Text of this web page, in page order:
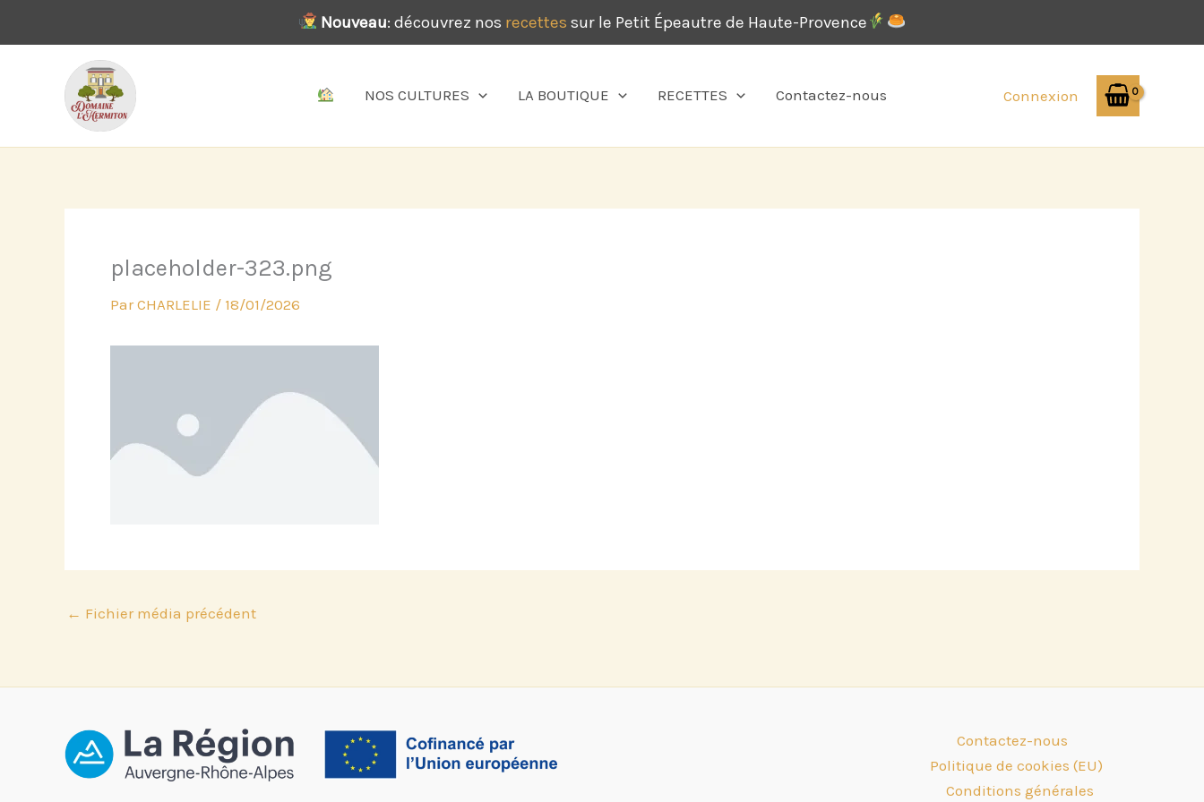
Nouveau: découvrez nos recettes sur le Petit Épeautre de Haute-Provence
NOS CULTURES LA BOUTIQUE RECETTES Contactez-nous Connexion
placeholder-323.png
ParCHARLELIE / 18/01/2026
← Fichier média précédent
Contactez-nous
Politique de cookies (EU)
Conditions générales